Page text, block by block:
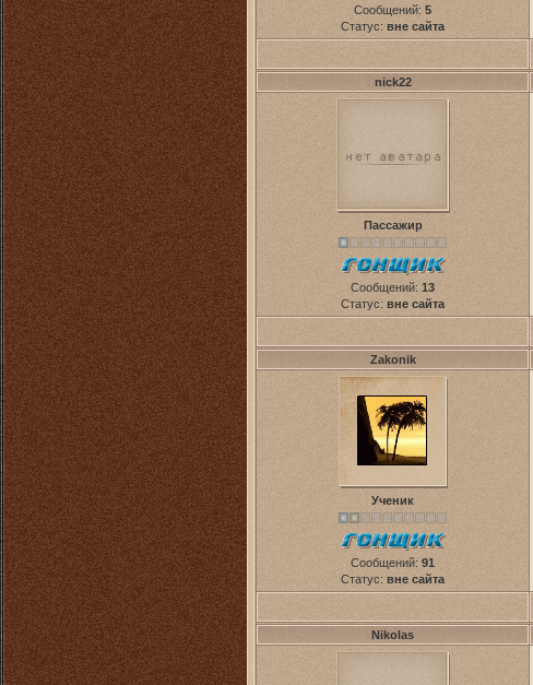
Сообщений: 5
Статус: вне сайта
nick22
Пассажир
Сообщений: 13
Статус: вне сайта
Zakonik
Ученик
Сообщений: 91
Статус: вне сайта
Nikolas